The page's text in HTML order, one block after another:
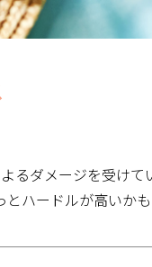
るダメージを受け
ハードルが高いか